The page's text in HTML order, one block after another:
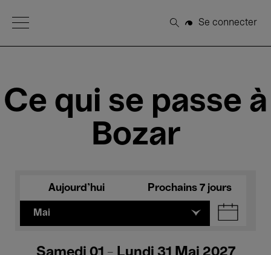
Open Menu
Rechercher
Se connecter
Ce qui se passe à
Bozar
Aujourd'hui Prochains 7 jours
Mai